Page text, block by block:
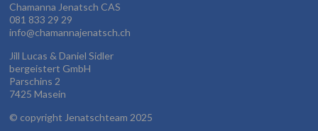
Chamanna Jenatsch CAS
081 833 29 29
info@chamannajenatsch.ch
Jill Lucas & Daniel Sidler
bergeistert GmbH
Parschins 2
7425 Masein
© copyright Jenatschteam 2025